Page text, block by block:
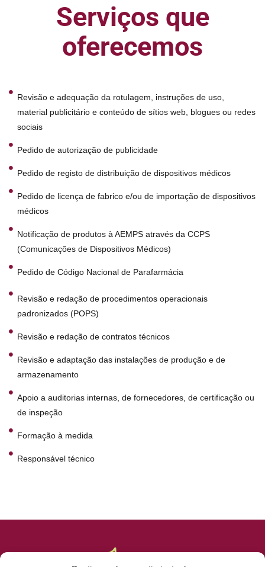
Serviços que
oferecemos
Revisão e adequação da rotulagem, instruções de uso,
material publicitário e conteúdo de sítios web, blogues ou redes
sociais
Pedido de autorização de publicidade
Pedido de registo de distribuição de dispositivos médicos
Pedido de licença de fabrico e/ou de importação de dispositivos
médicos
Notificação de produtos à AEMPS através da CCPS
(Comunicações de Dispositivos Médicos)
Pedido de Código Nacional de Parafarmácia
Revisão e redação de procedimentos operacionais
padronizados (POPS)
Revisão e redação de contratos técnicos
Revisão e adaptação das instalações de produção e de
armazenamento
Apoio a auditorias internas, de fornecedores, de certificação ou
de inspeção
Formação à medida
Responsável técnico